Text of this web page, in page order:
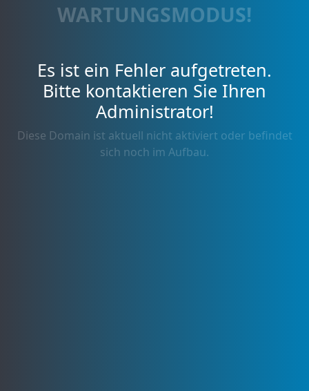
WARTUNGSMODUS!
Es ist ein Fehler aufgetreten.
Bitte kontaktieren Sie Ihren
Administrator!
Diese Domain ist aktuell nicht aktiviert oder befindet
sich noch im Aufbau.